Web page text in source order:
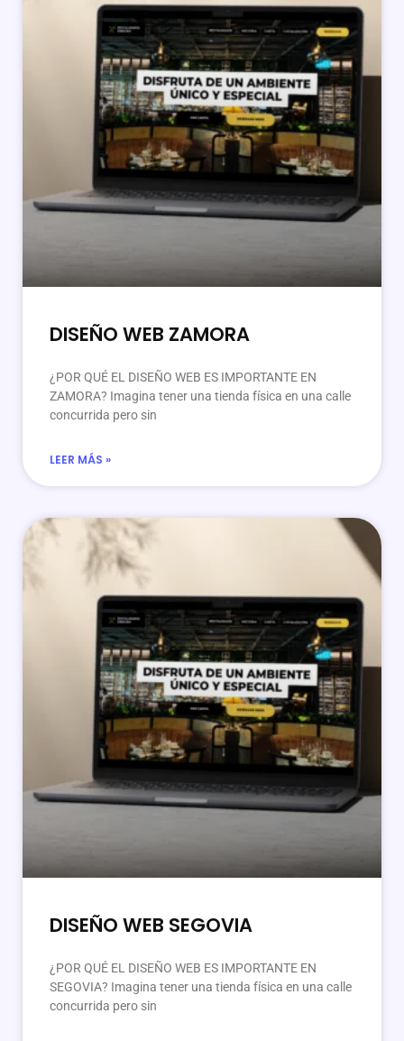
DISEÑO WEB ZAMORA
¿POR QUÉ EL DISEÑO WEB ES IMPORTANTE EN
ZAMORA? Imagina tener una tienda física en una calle
concurrida pero sin
LEER MÁS »
DISEÑO WEB SEGOVIA
¿POR QUÉ EL DISEÑO WEB ES IMPORTANTE EN
SEGOVIA? Imagina tener una tienda física en una calle
concurrida pero sin